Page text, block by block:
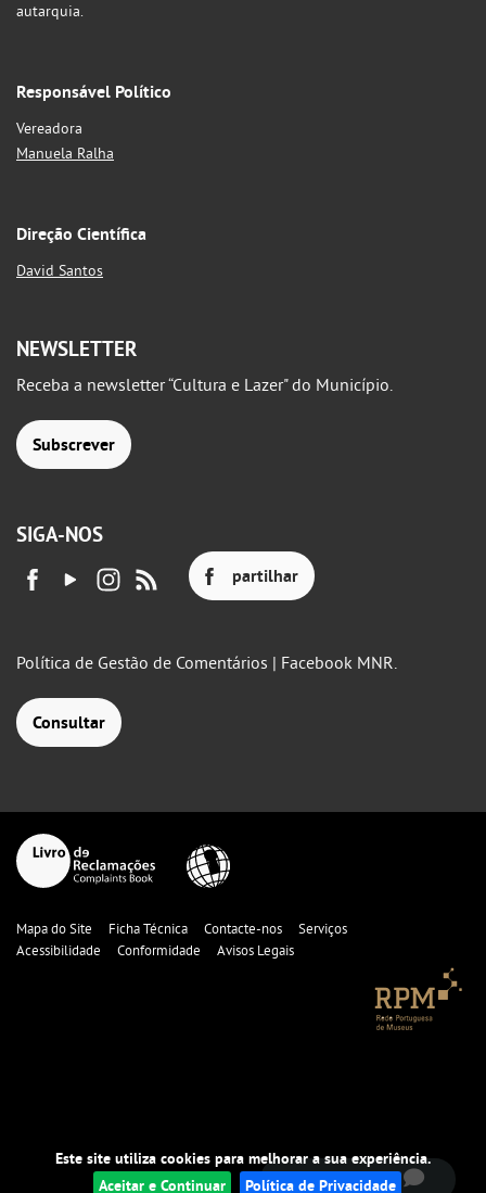
autarquia.
Responsável Político
Vereadora
Manuela Ralha
Direção Científica
David Santos
NEWSLETTER
Receba a newsletter “Cultura e Lazer" do Município.
Subscrever
SIGA-NOS
partilhar
Política de Gestão de Comentários | Facebook MNR.
Consultar
Mapa do Site Ficha Técnica Contacte-nos
Serviços
Acessibilidade
Conformidade Avisos Legais
fale connosco!